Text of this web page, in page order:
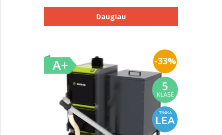
Daugiau
-33%